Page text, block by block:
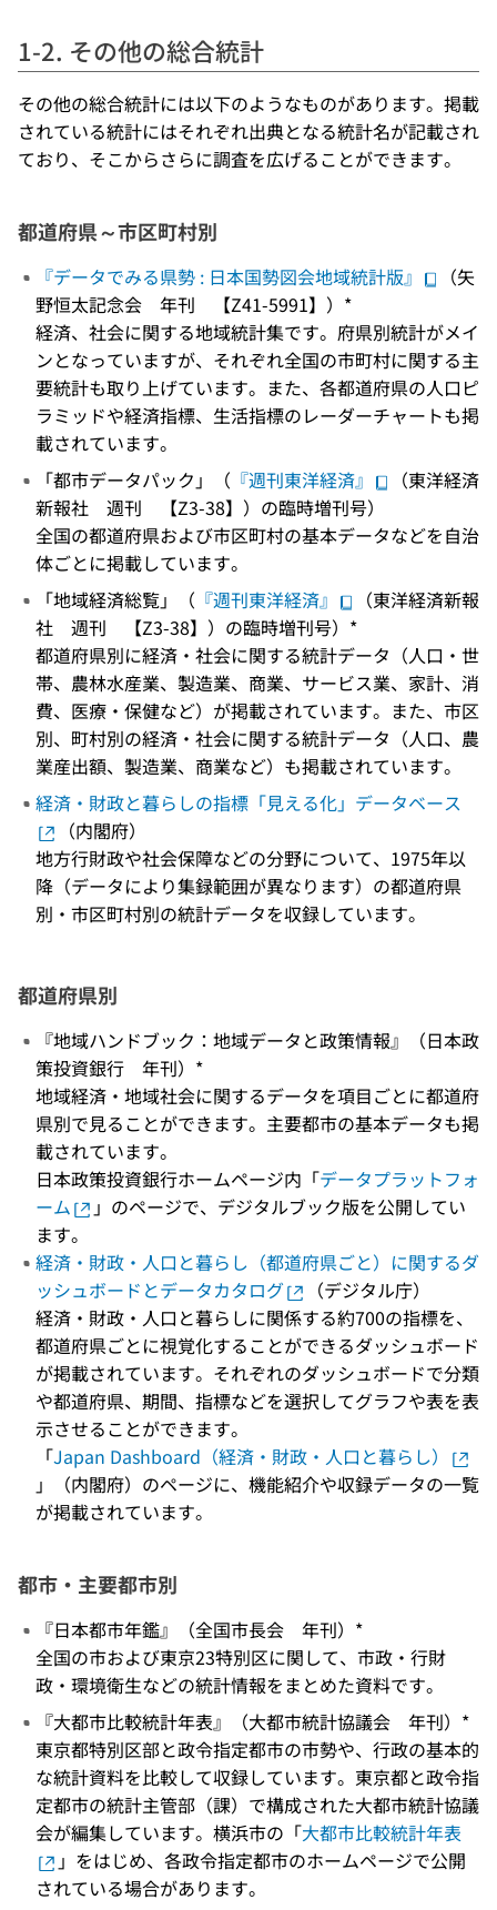
1-2. その他の総合統計
その他の総合統計には以下のようなものがあります。掲載
されている統計にはそれぞれ出典となる統計名が記載され
ており、そこからさらに調査を広げることができます。
都道府県～市区町村別
『データでみる県勢 : 日本国勢図会地域統計版』
（矢
野恒太記念会 年刊 【Z41-5991】）*
経済、社会に関する地域統計集です。府県別統計がメイ
ンとなっていますが、それぞれ全国の市町村に関する主
要統計も取り上げています。また、各都道府県の人口ピ
ラミッドや経済指標、生活指標のレーダーチャートも掲
載されています。
「都市データパック」（ 『週刊東洋経済』
（東洋経済
新報社 週刊 【Z3-38】）の臨時増刊号）
全国の都道府県および市区町村の基本データなどを自治
体ごとに掲載しています。
「地域経済総覧」（ 『週刊東洋経済』
（東洋経済新報
社 週刊 【Z3-38】）の臨時増刊号）*
都道府県別に経済・社会に関する統計データ（人口・世
帯、農林水産業、製造業、商業、サービス業、家計、消
費、医療・保健など）が掲載されています。また、市区
別、町村別の経済・社会に関する統計データ（人口、農
業産出額、製造業、商業など）も掲載されています。
経済・財政と暮らしの指標「見える化」データベース
（内閣府）
地方行財政や社会保障などの分野について、1975年以
降（データにより集録範囲が異なります）の都道府県
別・市区町村別の統計データを収録しています。
都道府県別
『地域ハンドブック：地域データと政策情報』（日本政
策投資銀行 年刊）*
地域経済・地域社会に関するデータを項目ごとに都道府
県別で見ることができます。主要都市の基本データも掲
載されています。
日本政策投資銀行ホームページ内「データプラットフォ
ーム
」のページで、デジタルブック版を公開してい
ます。
経済・財政・人口と暮らし（都道府県ごと）に関するダ
ッシュボードとデータカタログ
（デジタル庁）
経済・財政・人口と暮らしに関係する約700の指標を、
都道府県ごとに視覚化することができるダッシュボード
が掲載されています。それぞれのダッシュボードで分類
や都道府県、期間、指標などを選択してグラフや表を表
示させることができます。
「Japan Dashboard（経済・財政・人口と暮らし）
」（内閣府）のページに、機能紹介や収録データの一覧
が掲載されています。
都市・主要都市別
『日本都市年鑑』（全国市長会 年刊）*
全国の市および東京23特別区に関して、市政・行財
政・環境衛生などの統計情報をまとめた資料です。
『大都市比較統計年表』（大都市統計協議会 年刊）*
東京都特別区部と政令指定都市の市勢や、行政の基本的
な統計資料を比較して収録しています。東京都と政令指
定都市の統計主管部（課）で構成された大都市統計協議
会が編集しています。横浜市の「大都市比較統計年表
」をはじめ、各政令指定都市のホームページで公開
されている場合があります。